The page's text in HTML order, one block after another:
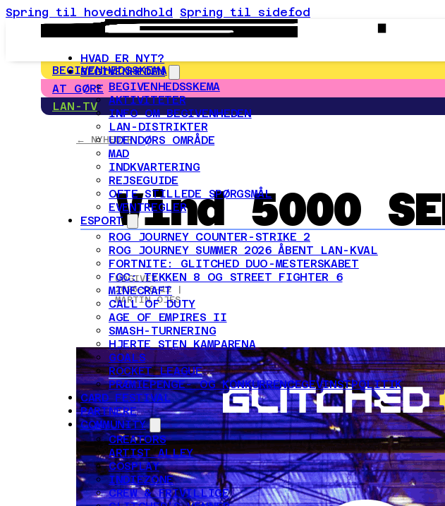
Spring til hovedindhold Spring til sidefod
HVAD ER NYT?
BEGIVENHEDEN
BEGIVENHEDSSKEMA
AKTIVITETER
INFO OM BEGIVENHEDEN
LAN-DISTRIKTER
UDENDØRS OMRÅDE
MAD
INDKVARTERING
REJSEGUIDE
OFTE STILLEDE SPØRGSMÅL
EVENTREGLER
ESPORT
ROG JOURNEY COUNTER-STRIKE 2
ROG JOURNEY SUMMER 2026 ÅBENT LAN-KVAL
FORTNITE: GLITCHED DUO-MESTERSKABET
FGC: TEKKEN 8 OG STREET FIGHTER 6
MINECRAFT
CALL OF DUTY
AGE OF EMPIRES II
SMASH-TURNERING
HJERTE STEN KAMPARENA
GOALS
ROCKET LEAGUE
PRÆMIEPENGE- OG KONKURRENCEGEVINSTPOLITIK
CARD FESTIVAL
PARTNERE
COMMUNITY
CREATORS
ARTIST ALLEY
COSPLAY
INDIEZONE
CREW & FRIVILLIGE
BEGIVENHEDSSKEMA
AT GØRE
LAN-TV
← NYHEDER
Vind 5000
UDGIVET
2026-06-12 |
MARTIN ÖJES